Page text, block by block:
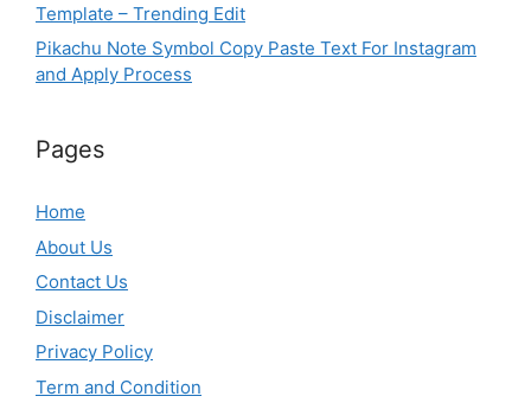
Template – Trending Edit
Pikachu Note Symbol Copy Paste Text For Instagram
and Apply Process
Pages
Home
About Us
Contact Us
Disclaimer
Privacy Policy
Term and Condition